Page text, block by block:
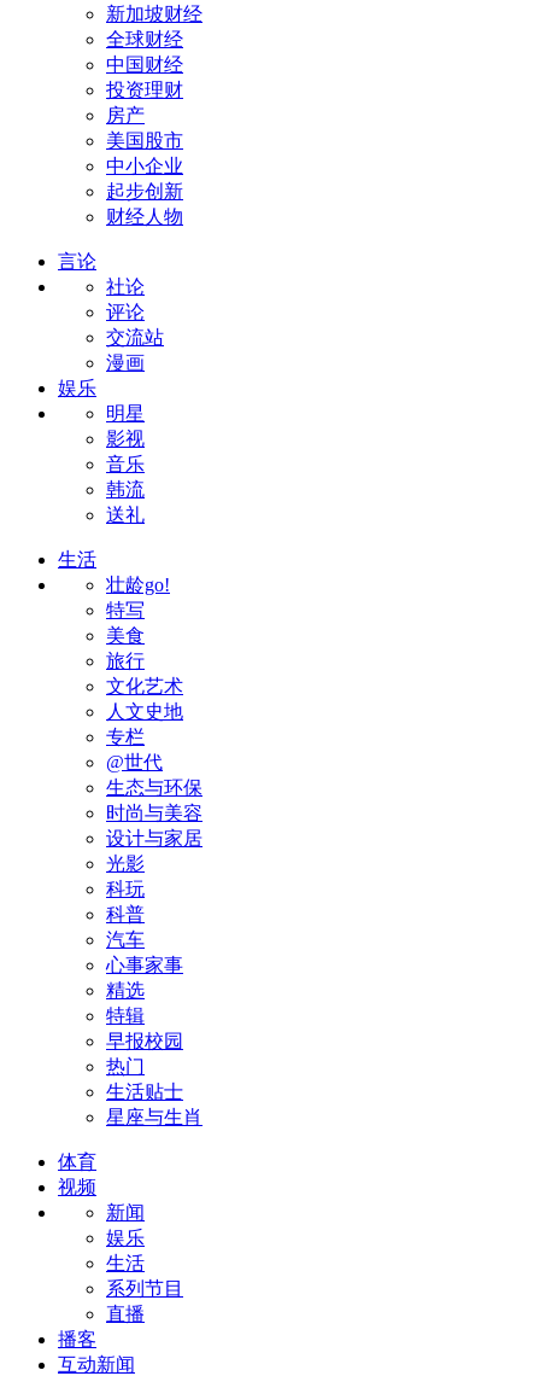
新加坡财经
全球财经
中国财经
投资理财
房产
美国股市
中小企业
起步创新
财经人物
言论
社论
评论
交流站
漫画
娱乐
明星
影视
音乐
韩流
送礼
生活
壮龄go!
特写
美食
旅行
文化艺术
人文史地
专栏
@世代
生态与环保
时尚与美容
设计与家居
光影
科玩
科普
汽车
心事家事
精选
特辑
早报校园
热门
生活贴士
星座与生肖
体育
视频
新闻
娱乐
生活
系列节目
直播
播客
互动新闻